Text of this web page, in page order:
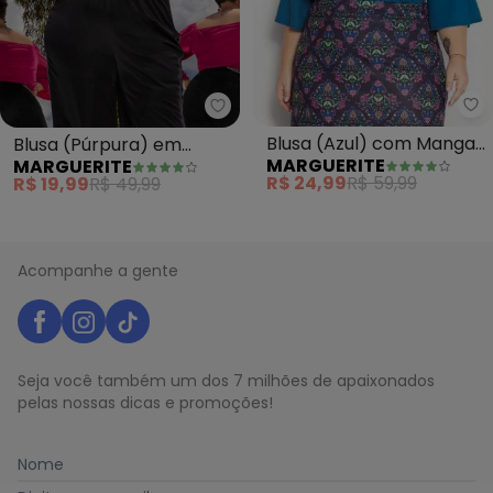
Marguerite - Blusa (Púrpura)
Blusa (Púrpura) em
Malha
MARGUERITE
R$ 19,99R$ 49,99
Blusa (Azul) com Mangas
Flare e Alças Plus Size
MARGUERITE
R$ 24,99R$ 59,99
Acompanhe a gente
Seja você também um dos 7 milhões de apaixonados
pelas nossas dicas e promoções!
Nome